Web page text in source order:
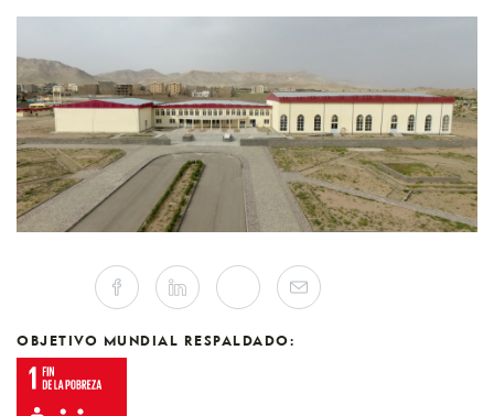
Compartir
este
artículo
las
redes
FacebookLinkedin Twitter Mail
OBJETIVO MUNDIAL RESPALDADO: